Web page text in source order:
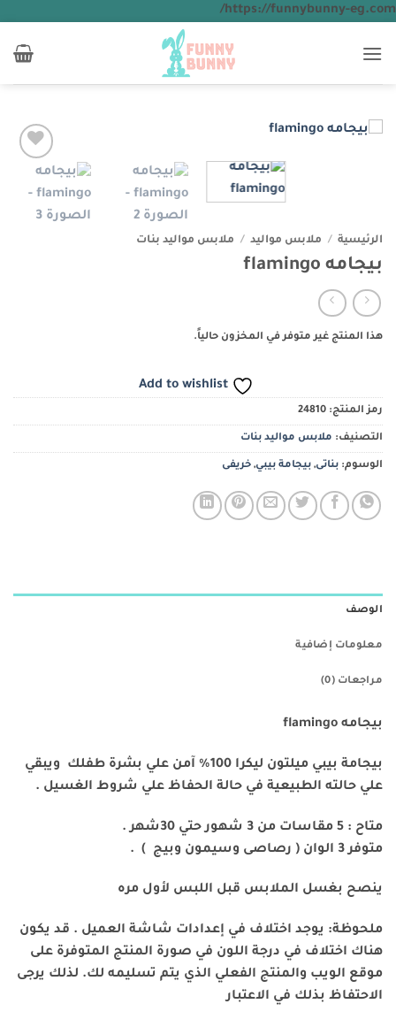
https://funnybunny-eg.com/ تخطي
للمحتوى
Add to
wishlist
الرئيسية / ملابس مواليد / ملابس مواليد بنات
بيجامه flamingo
هذا المنتج غير متوفر في المخزون حالياً.
Add to wishlist
رمز المنتج: 24810
التصنيف: ملابس مواليد بنات
الوسوم: بناتى, بيجامة بيبي, خريفى
الوصف
معلومات إضافية
مراجعات (0)
بيجامه flamingo
بيجامة بيبي ميلتون ليكرا 100% آمن علي بشرة طفلك ويبقي
علي حالته الطبيعية في حالة الحفاظ علي شروط الغسيل .
متاح : 5 مقاسات من 3 شهور حتي 30شهر .
متوفر 3 الوان ( رصاصى وسيمون وبيج ) .
ينصح بغسل الملابس قبل اللبس لأول مره
ملحوظة: يوجد اختلاف في إعدادات شاشة العميل . قد يكون
هناك اختلاف في درجة اللون في صورة المنتج المتوفرة على
موقع الويب والمنتج الفعلي الذي يتم تسليمه لك. لذلك يرجى
الاحتفاظ بذلك في الاعتبار